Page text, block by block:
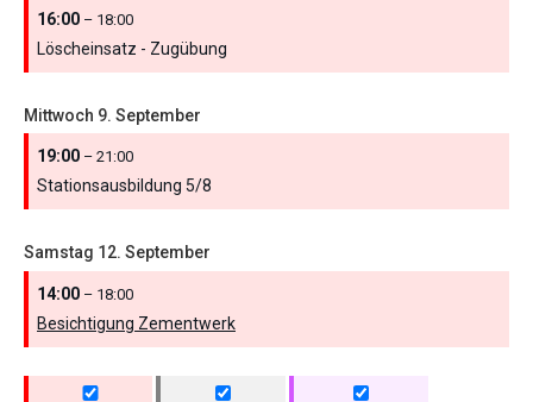
16:00 – 18:00
Löscheinsatz - Zugübung
Mittwoch 9. September
19:00 – 21:00
Stationsausbildung 5/8
Samstag 12. September
14:00 – 18:00
Besichtigung Zementwerk